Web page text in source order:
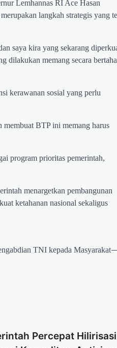
Lemhannas RI Ace Hasan
langkah strategis yang
saya kira yang sekarang
dilakukan memang secara
kerawanan sosial yang perlu
membuat BTP ini memang harus
program prioritas pemerintah,
menargetkan pembangunan
ketahanan nasional sekaligus
TNI kepada Masyarakat
Percepat Hilirisasi